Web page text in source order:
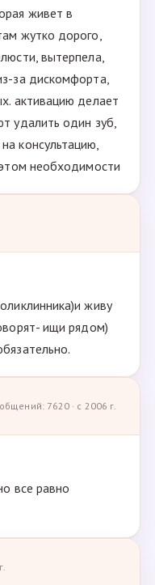
живет в
жутко дорого,
вытерпела,
за дискомфорта,
активацию делает
удалить один зуб,
консультацию,
необходимости
живу
ищи рядом)
7620 · с 2006 г.
все равно